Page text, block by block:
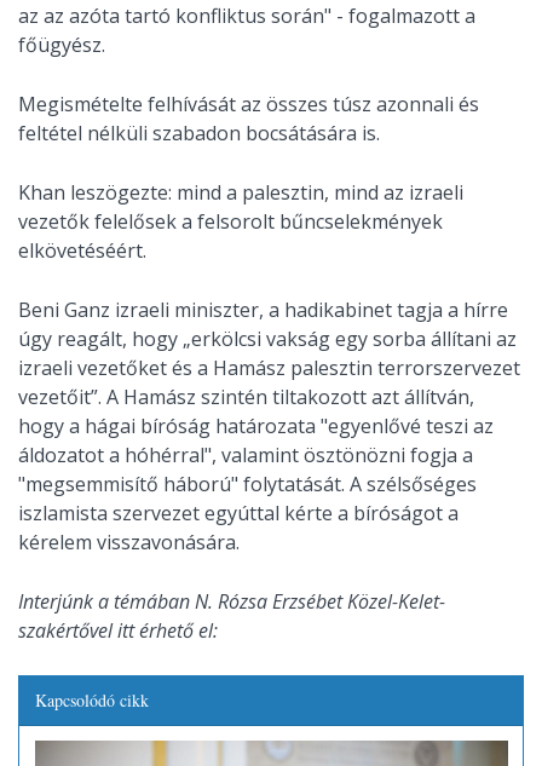
az az azóta tartó konfliktus során" - fogalmazott a
főügyész.
Megismételte felhívását az összes túsz azonnali és
feltétel nélküli szabadon bocsátására is.
Khan leszögezte: mind a palesztin, mind az izraeli
vezetők felelősek a felsorolt bűncselekmények
elkövetéséért.
Beni Ganz izraeli miniszter, a hadikabinet tagja a hírre
úgy reagált, hogy „erkölcsi vakság egy sorba állítani az
izraeli vezetőket és a Hamász palesztin terrorszervezet
vezetőit”. A Hamász szintén tiltakozott azt állítván,
hogy a hágai bíróság határozata "egyenlővé teszi az
áldozatot a hóhérral", valamint ösztönözni fogja a
"megsemmisítő háború" folytatását. A szélsőséges
iszlamista szervezet egyúttal kérte a bíróságot a
kérelem visszavonására.
Interjúnk a témában N. Rózsa Erzsébet Közel-Kelet-
szakértővel itt érhető el:
Kapcsolódó cikk